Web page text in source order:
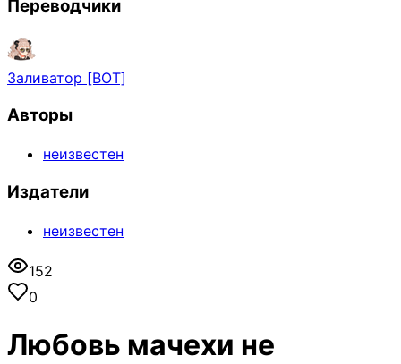
Переводчики
Заливатор [BOT]
Авторы
неизвестен
Издатели
неизвестен
152
0
Любовь мачехи не